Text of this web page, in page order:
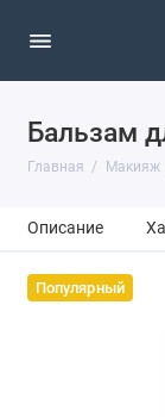
Бальзам
Главная Макияж
Описание
Популярный